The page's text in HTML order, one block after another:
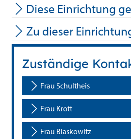
Diese Einrichtung
Zu dieser
Zuständige
Frau Schultheis
Frau Krott
Frau Blaskowitz